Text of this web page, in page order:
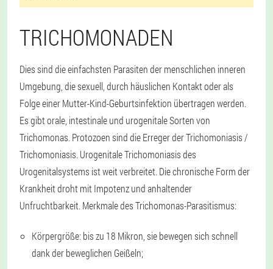
TRICHOMONADEN
Dies sind die einfachsten Parasiten der menschlichen inneren
Umgebung, die sexuell, durch häuslichen Kontakt oder als
Folge einer Mutter-Kind-Geburtsinfektion übertragen werden.
Es gibt orale, intestinale und urogenitale Sorten von
Trichomonas. Protozoen sind die Erreger der Trichomoniasis /
Trichomoniasis. Urogenitale Trichomoniasis des
Urogenitalsystems ist weit verbreitet. Die chronische Form der
Krankheit droht mit Impotenz und anhaltender
Unfruchtbarkeit. Merkmale des Trichomonas-Parasitismus:
Körpergröße: bis zu 18 Mikron, sie bewegen sich schnell
dank der beweglichen Geißeln;